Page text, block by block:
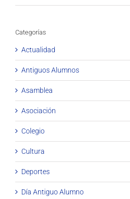
Categorías
Actualidad
Antiguos Alumnos
Asamblea
Asociación
Colegio
Cultura
Deportes
Día Antiguo Alumno